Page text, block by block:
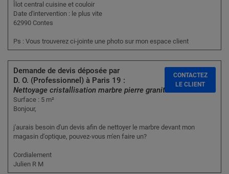
Îlot central cuisine et couloir
Date d'intervention : le plus vite
62990 Contes
Ps : Vous trouverez ci-jointe une photo sur mon espace client
Demande de devis déposée par
D. O. (Professionnel) à Paris 19 :
Nettoyage cristallisation marbre pierre granit
Surface : 5 m²
Bonjour,
j'aurais besoin d'un devis afin de nettoyer le marbre devant mon
magasin d'optique, pouvez-vous m'en faire un?
Cordialement
Julien R M
CONTACTEZ
LE CLIENT